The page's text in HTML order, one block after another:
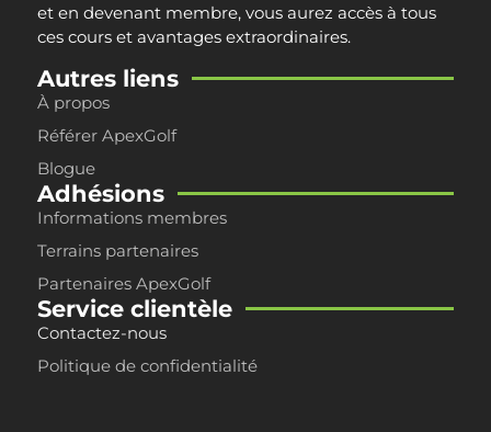
et en devenant membre, vous aurez accès à tous
ces cours et avantages extraordinaires.
Autres liens
À propos
Référer ApexGolf
Blogue
Adhésions
Informations membres
Terrains partenaires
Partenaires ApexGolf
Service clientèle
Contactez-nous
Politique de confidentialité